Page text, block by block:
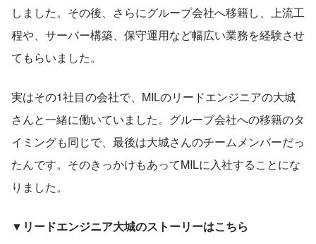
しました。その後、さらにグループ会社へ移籍し、上流工
程や、サーバー構築、保守運用など幅広い業務を経験させ
てもらいました。
実はその1社目の会社で、MILのリードエンジニアの大城
さんと一緒に働いていました。グループ会社への移籍のタ
イミングも同じで、最後は大城さんのチームメンバーだっ
たんです。そのきっかけもあってMILに入社することにな
りました。
▼リードエンジニア大城のストーリーはこちら